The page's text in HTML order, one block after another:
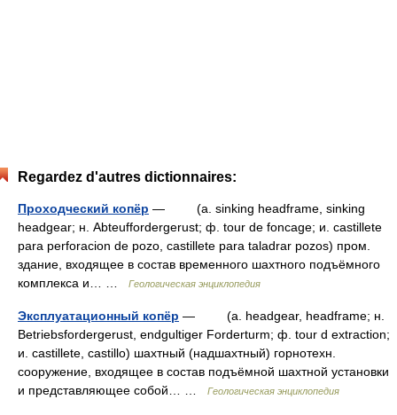
Regardez d'autres dictionnaires:
Проходческий копёр — (a. sinking headframe, sinking
headgear; н. Abteuffordergerust; ф. tour de foncage; и. castillete
para perforacion de pozo, castillete para taladrar pozos) пром.
здание, входящее в состав временного шахтного подъёмного
комплекса и… …
Геологическая энциклопедия
Эксплуатационный копёр — (a. headgear, headframe; н.
Betriebsfordergerust, endgultiger Forderturm; ф. tour d extraction;
и. castillete, castillo) шахтный (надшахтный) горнотехн.
сооружение, входящее в состав подъёмной шахтной установки
и представляющее собой… …
Геологическая энциклопедия